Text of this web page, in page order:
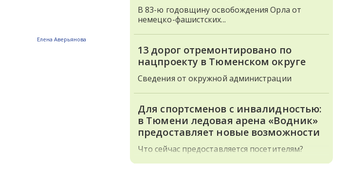
Елена Аверьянова
В 83-ю годовщину освобождения Орла от
немецко-фашистских...
13 дорог отремонтировано по
нацпроекту в Тюменском округе
Сведения от окружной администрации
Для спортсменов с инвалидностью:
в Тюмени ледовая арена «Водник»
предоставляет новые возможности
Что сейчас предоставляется посетителям?